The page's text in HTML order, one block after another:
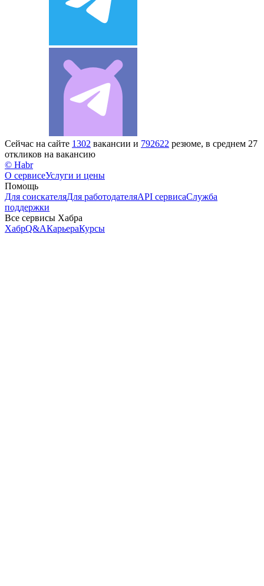
Сейчас на сайте 1302 вакансии и 792622 резюме, в среднем 27
откликов на вакансию
© Habr
О сервисеУслуги и цены
Помощь
Для соискателяДля работодателяAPI сервисаСлужба
поддержки
Все сервисы Хабра
ХабрQ&AКарьераКурсы